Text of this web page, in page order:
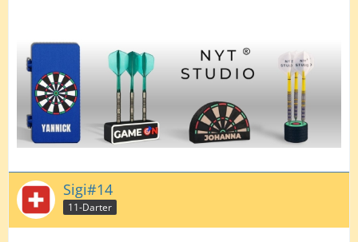
Sigi#14
11-Darter